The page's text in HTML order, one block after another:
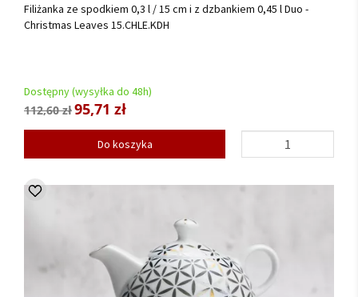
Filiżanka ze spodkiem 0,3 l / 15 cm i z dzbankiem 0,45 l Duo -
Christmas Leaves 15.CHLE.KDH
Dostępny (wysyłka do 48h)
112,60 zł95,71 zł
Do koszyka